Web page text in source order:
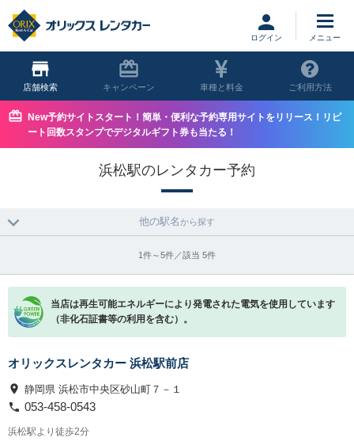
ログイン
店舗 キャンペーン 車種と料金 ご利用方法
New予約サイトスタート！簡単・便利な予約専用サイトをリリース！リピ
ート回数スタンプでデジタルギフト券も当たる！
浜松駅のレンタカー予約
他の駅名から探す
1件～5件／該当 5件
当店は再生可能エネルギーにより発電された電気を使用しています
（非化石証書等の利用を含む）。
オリックスレンタカー 浜松駅前店
静岡県 浜松市中央区砂山町７－１
053-458-0543
浜松駅より徒歩2分